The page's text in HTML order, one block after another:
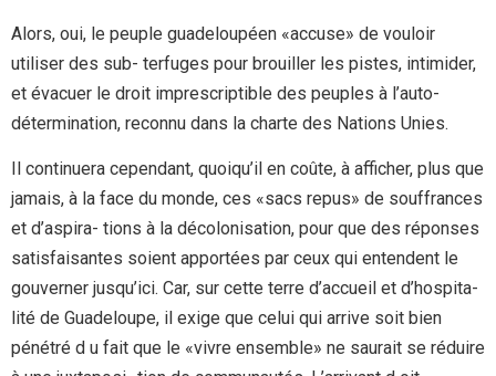
Alors, oui, le peuple guadeloupéen «accuse» de vouloir
utiliser des sub- terfuges pour brouiller les pistes, intimider,
et évacuer le droit imprescriptible des peuples à l’auto-
détermination, reconnu dans la charte des Nations Unies.
Il continuera cependant, quoiqu’il en coûte, à afficher, plus que
jamais, à la face du monde, ces «sacs repus» de souffrances
et d’aspira- tions à la décolonisation, pour que des réponses
satisfaisantes soient apportées par ceux qui entendent le
gouverner jusqu’ici. Car, sur cette terre d’accueil et d’hospita-
lité de Guadeloupe, il exige que celui qui arrive soit bien
pénétré d u fait que le «vivre ensemble» ne saurait se réduire